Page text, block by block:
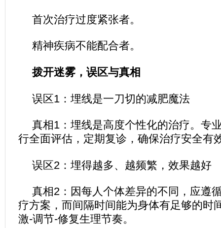
首次治疗过度紧张者。
精神疾病不能配合者。
拨开迷雾，误区与真相
误区1：埋线是一刀切的减肥魔法
真相1：埋线是高度个性化的治疗。专
行全面评估，定期复诊，确保治疗安全有
误区2：埋得越多、越频繁，效果越好
真相2：因每人个体差异的不同，应遵
疗方案，而间隔时间能为身体有足够的时
激-调节-修复生理节奏。